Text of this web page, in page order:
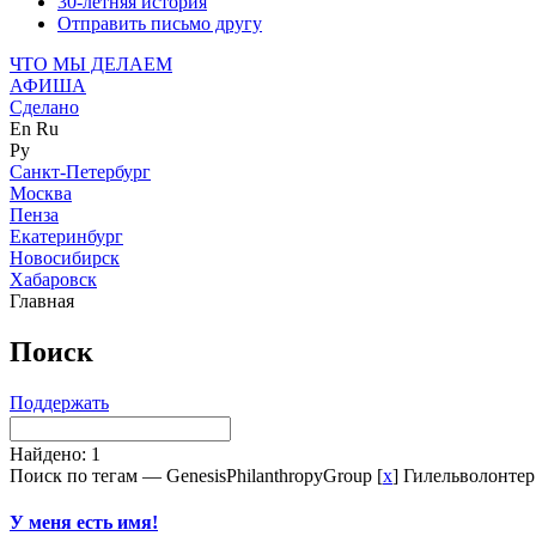
Отправить письмо другу
ЧТО МЫ ДЕЛАЕМ
АФИША
Сделано
En Ru
Ру
Санкт-Петербург
Москва
Пенза
Екатеринбург
Новосибирск
Хабаровск
Главная
Поиск
Поддержать
Найдено: 1
Поиск по тегам — GenesisPhilanthropyGroup [x]
У меня есть имя!